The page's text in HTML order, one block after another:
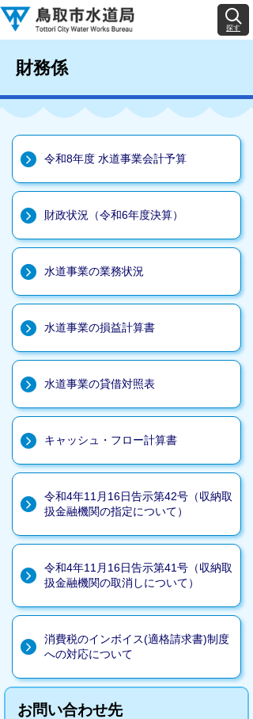
探す
財務係
令和8年度 水道事業会計予算
財政状況（令和6年度決算）
水道事業の業務状況
水道事業の損益計算書
水道事業の貸借対照表
キャッシュ・フロー計算書
令和4年11月16日告示第42号（収納取
扱金融機関の指定について）
令和4年11月16日告示第41号（収納取
扱金融機関の取消しについて）
消費税のインボイス(適格請求書)制度
への対応について
お問い合わせ先